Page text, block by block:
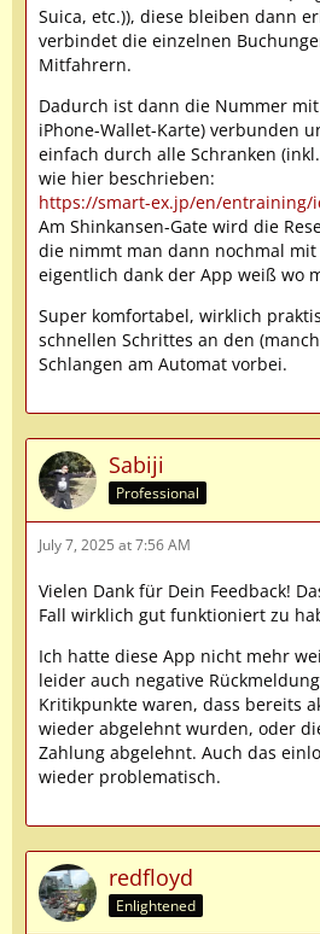
Suica, etc.)), diese bleiben dann
verbindet die einzelnen
Mitfahrern.
Dadurch ist dann die Nummer
iPhone-Wallet-Karte) verbunden
einfach durch alle Schranken
wie hier beschrieben:
https://smart-ex.jp/en/entraining/
Am Shinkansen-Gate wird die
die nimmt man dann nochmal mit
eigentlich dank der App weiß wo
Super komfortabel, wirklich
schnellen Schrittes an den
Schlangen am Automat vorbei.
Sabiji
Professional
July 7, 2025 at 7:56 AM
Vielen Dank für Dein Feedback!
Fall wirklich gut funktioniert zu
Ich hatte diese App nicht mehr
leider auch negative
Kritikpunkte waren, dass bereits
wieder abgelehnt wurden, oder
Zahlung abgelehnt. Auch das
wieder problematisch.
redfloyd
Enlightened